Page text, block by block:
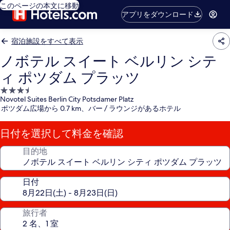
このページの本文に移動
アプリをダウンロード
宿泊施設をすべて表示
ノボテル スイート ベルリン シテ
ィ ポツダム プラッツ
3.5
つ
星
宿
泊
施
Novotel Suites Berlin City Potsdamer Platz
ポツダム広場から 0.7 km、バー / ラウンジがあるホテル
日付を選択して料金を確認
目的地
日付
旅行者